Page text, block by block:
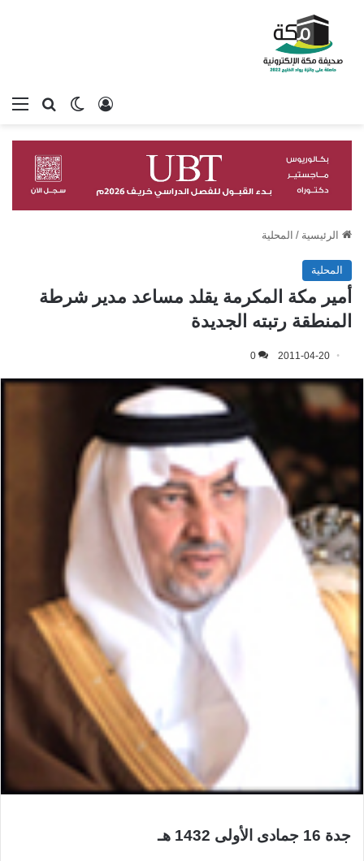
بحثالوضع
تسجيل الدخول
الرئيسية / المحلية
المحلية
أمير مكة المكرمة يقلد مساعد مدير شرطة
المنطقة رتبته الجديدة
2011-04-20
0
جدة 16 جمادى الأولى 1432 هـ